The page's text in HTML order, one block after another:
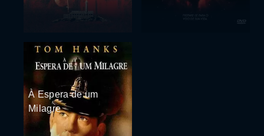
À Espera de um
Milagre